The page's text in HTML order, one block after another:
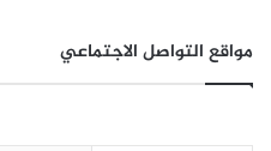
مواقع التواصل الاجتماعي